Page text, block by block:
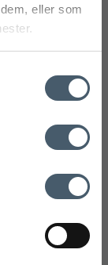
eller som
altid trække dit
vores